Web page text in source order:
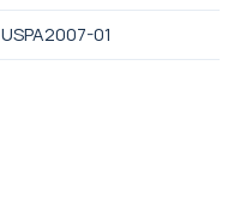
USPA2007-01